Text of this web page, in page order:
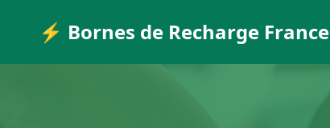
⚡ Bornes de Recharge France